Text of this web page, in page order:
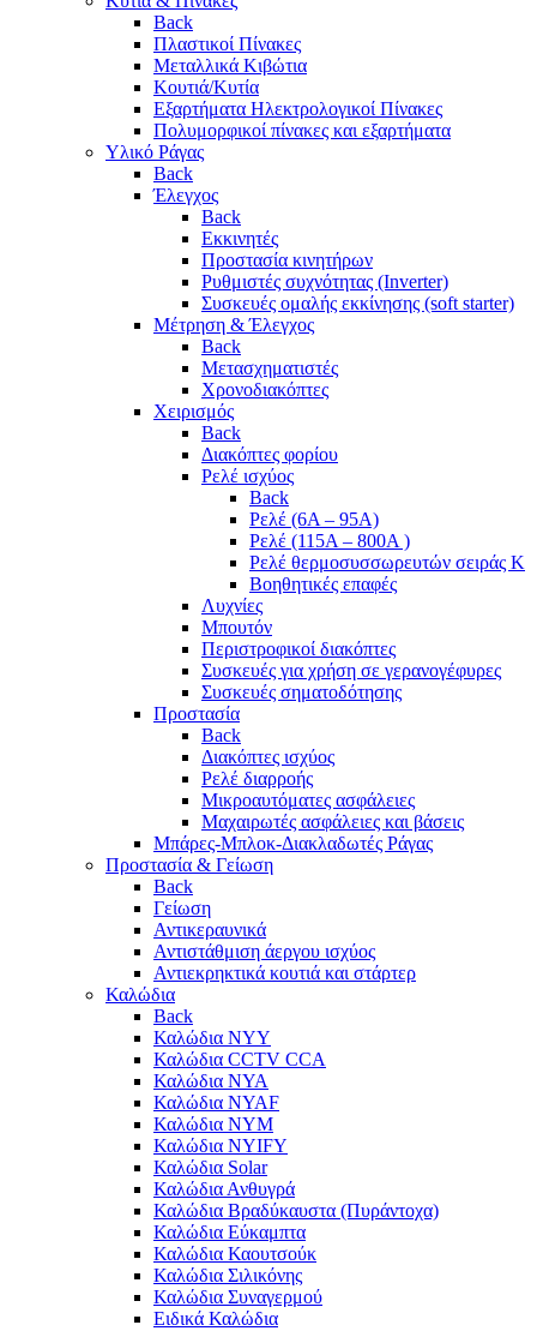
Back
Πλαστικοί Πίνακες
Μεταλλικά Κιβώτια
Κουτιά/Κυτία
Εξαρτήματα Ηλεκτρολογικοί Πίνακες
Πολυμορφικοί πίνακες και εξαρτήματα
Υλικό Ράγας
Back
Έλεγχος
Back
Εκκινητές
Προστασία κινητήρων
Ρυθμιστές συχνότητας (Inverter)
Συσκευές ομαλής εκκίνησης (soft starter)
Μέτρηση & Έλεγχος
Back
Μετασχηματιστές
Χρονοδιακόπτες
Χειρισμός
Back
Διακόπτες φορίου
Ρελέ ισχύος
Back
Ρελέ (6A – 95A)
Ρελέ (115A – 800A )
Ρελέ θερμοσυσσωρευτών σειράς Κ
Βοηθητικές επαφές
Λυχνίες
Μπουτόν
Περιστροφικοί διακόπτες
Συσκευές για χρήση σε γερανογέφυρες
Συσκευές σηματοδότησης
Προστασία
Back
Διακόπτες ισχύος
Ρελέ διαρροής
Μικροαυτόματες ασφάλειες
Μαχαιρωτές ασφάλειες και βάσεις
Μπάρες-Μπλοκ-Διακλαδωτές Ράγας
Προστασία & Γείωση
Back
Γείωση
Αντικεραυνικά
Αντιστάθμιση άεργου ισχύος
Αντιεκρηκτικά κουτιά και στάρτερ
Καλώδια
Back
Καλώδια NYY
Καλώδια CCTV CCA
Καλώδια NYA
Καλώδια NYAF
Καλώδια NYΜ
Καλώδια ΝΥΙFY
Καλώδια Solar
Καλώδια Ανθυγρά
Καλώδια Βραδύκαυστα (Πυράντοχα)
Καλώδια Εύκαμπτα
Καλώδια Καουτσούκ
Καλώδια Σιλικόνης
Καλώδια Συναγερμού
Ειδικά Καλώδια